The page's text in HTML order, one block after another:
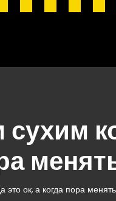
сухим
ок, а когда пора